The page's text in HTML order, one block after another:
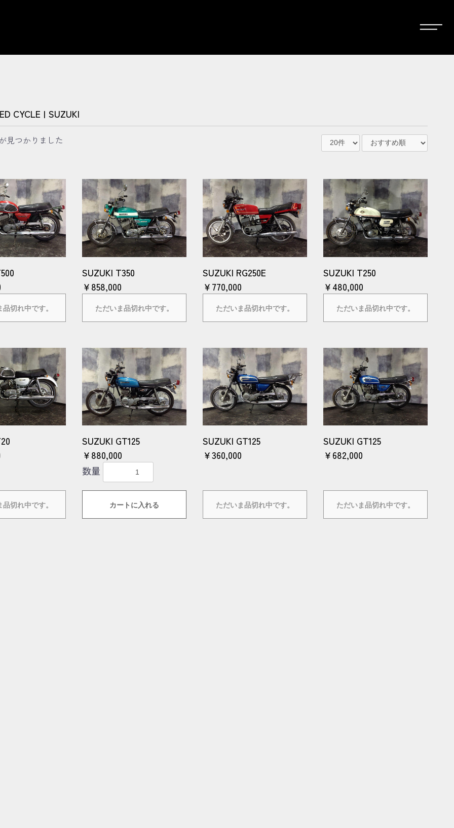
CYCLE | SUZUKI
見つかりました
品切れ中です。
SUZUKI T350
￥858,000
ただいま品切れ中です。
SUZUKI RG250E
￥770,000
ただいま品切れ中です。
SUZUKI T250
￥480,000
ただいま品切れ中です。
品切れ中です。
SUZUKI GT125
￥880,000
数量
カートに入れる
SUZUKI GT125
￥360,000
ただいま品切れ中です。
SUZUKI GT125
￥682,000
ただいま品切れ中です。